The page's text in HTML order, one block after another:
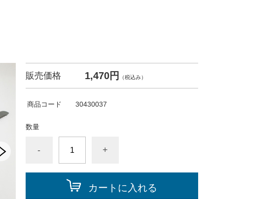
販売価格 1,470円 （税込み）
商品コード 30430037
数量
- +
カートに入れる